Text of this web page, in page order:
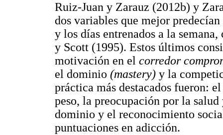
Ruiz-Juan y Zarauz (2012b) y
dos variables que mejor
y los días entrenados a la
y Scott (1995). Estos últimos
motivación en el corredor
el dominio (mastery) y la
práctica más destacados fueron:
peso, la preocupación por la
dominio y el reconocimiento
puntuaciones en adicción.